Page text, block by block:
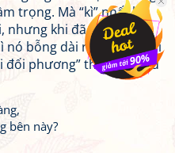
trọng. Mà “kì” nhất là,
nhưng khi đã kể lể nỗi
nó bỗng dài ra vô tận, trái
đối phương” thì nó lại thu
bên này?